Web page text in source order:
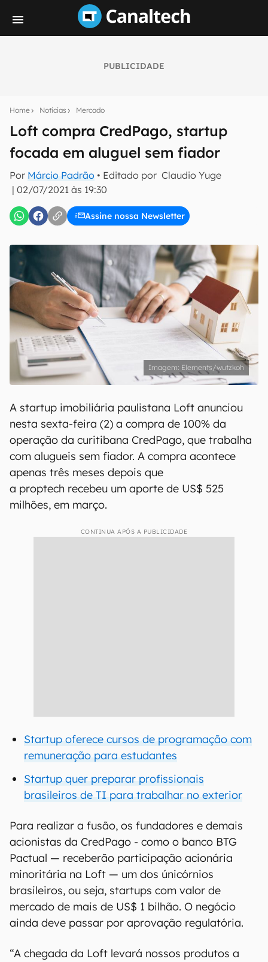
PUBLICIDADE
Home Notícias Mercado
Loft compra CredPago, startup
focada em aluguel sem fiador
Por Márcio Padrão • Editado por Claudio Yuge
| 02/07/2021 às 19:30
Assine nossa Newsletter
notícias e reviews sobre tecnologia em primeira
mão.
E-mail
Uso e Política de Privacidade do Canaltech.
Elements/wutzkoh
A startup imobiliária paulistana Loft anunciou
nesta sexta-feira (2) a compra de 100% da
operação da curitibana CredPago, que trabalha
com alugueis sem fiador. A compra acontece
apenas três meses depois que
a proptech recebeu um aporte de US$ 525
milhões, em março.
CONTINUA APÓS A PUBLICIDADE
Startup oferece cursos de programação com
remuneração para estudantes
Startup quer preparar profissionais
brasileiros de TI para trabalhar no exterior
Para realizar a fusão, os fundadores e demais
acionistas da CredPago - como o banco BTG
Pactual — receberão participação acionária
minoritária na Loft — um dos únicórnios
brasileiros, ou seja, startups com valor de
mercado de mais de US$ 1 bilhão. O negócio
ainda deve passar por aprovação regulatória.
“A chegada da Loft levará nossos produtos a